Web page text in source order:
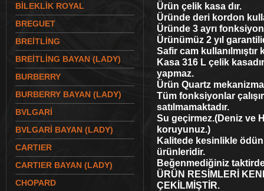
BİLEKLİK ROYAL
BREGUET
BREİTLİNG
BREİTLİNG BAYAN (LADY)
BURBERRY
BURBERRY BAYAN (LADY)
BVLGARİ
BVLGARİ BAYAN (LADY)
CARTIER
CARTIER BAYAN (LADY)
CHOPARD
Ürün çelik kasa dır.
Üründe deri kordon
Üründe 3 ayrı
Ürünümüz 2 yıl
Safir cam
Kasa 316 L çelik
yapmaz.
Ürün Quartz
Tüm fonksiyonlar
satılmamaktadır.
Su geçirmez.(Deniz ve
koruyunuz.)
Kalitede kesinlikle
ürünleridir.
Beğenmediğiniz
ÜRÜN RESİMLERİ
ÇEKİLMİŞTİR.